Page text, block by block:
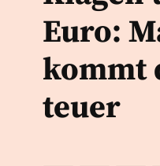
Euro:
kommt
teuer